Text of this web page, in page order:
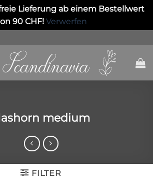
Lieferung ab einem Bestellwert
90 CHF! Verwerfen
medium
FILTER